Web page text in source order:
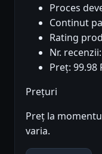
Proces
Continut
Rating
Nr. recenzii:
Preț: 99.98
Prețuri
Preț la
varia.